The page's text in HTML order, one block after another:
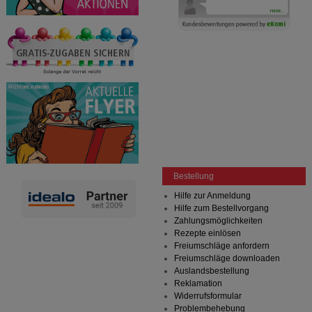
übertragen werden.
Bestellung
Hilfe zur Anmeldung
Hilfe zum Bestellvorgang
Zahlungsmöglichkeiten
Rezepte einlösen
Freiumschläge anfordern
Freiumschläge downloaden
Auslandsbestellung
Reklamation
Widerrufsformular
Problembehebung